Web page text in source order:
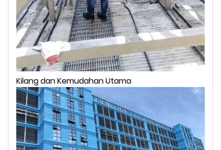
Kilang dan Kemudahan Utama